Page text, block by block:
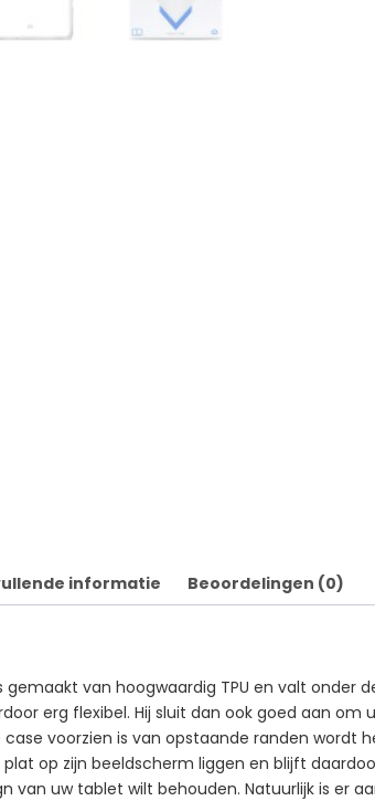
informatie Beoordelingen (0)
gemaakt van hoogwaardig TPU en valt
erg flexibel. Hij sluit dan ook goed aan
voorzien is van opstaande randen
op zijn beeldscherm liggen en blijft
van uw tablet wilt behouden. Natuurlijk is er